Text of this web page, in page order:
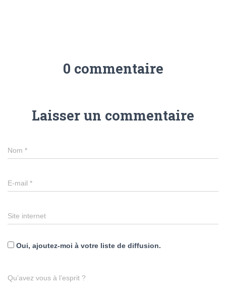
0 commentaire
Laisser un commentaire
Nom *
E-mail *
Site internet
Oui, ajoutez-moi à votre liste de diffusion.
Qu’avez vous à l’esprit ?